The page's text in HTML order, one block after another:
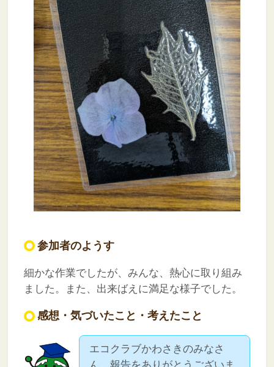
参加者のようす
細かな作業でしたが、みんな、熱心に取り組み
ました。また、出来ばえに満足な様子でした。
感想・気づいたこと・考えたこと
エコクラブかわさきのみなさ